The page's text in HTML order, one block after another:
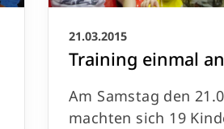
21.03.2015
Training einmal
Am Samstag den
machten sich 19